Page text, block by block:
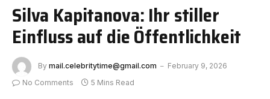
Silva Kapitanova: Ihr stiller
Einfluss auf die Öffentlichkeit
By mail.celebritytime@gmail.com
February 9, 2026
No Comments
5 Mins Read